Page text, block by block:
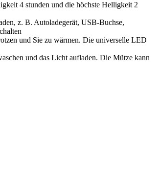
4 stunden und die höchste Helligkeit 2
z. B. Autoladegerät, USB-Buchse,
und Sie zu wärmen. Die universelle LED
und das Licht aufladen. Die Mütze kann